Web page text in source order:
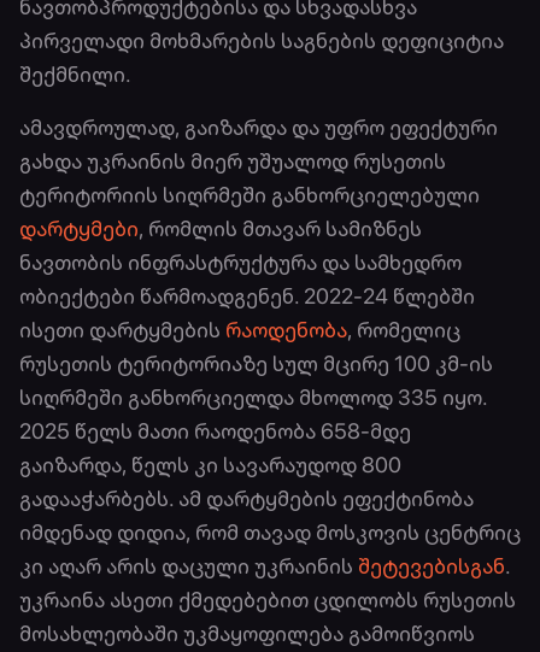
ნავთობპროდუქტებისა და სხვადასხვა
პირველადი მოხმარების საგნების დეფიციტია
შექმნილი.
ამავდროულად, გაიზარდა და უფრო ეფექტური
გახდა უკრაინის მიერ უშუალოდ რუსეთის
ტერიტორიის სიღრმეში განხორციელებული
დარტყმები, რომლის მთავარ სამიზნეს
ნავთობის ინფრასტრუქტურა და სამხედრო
ობიექტები წარმოადგენენ. 2022-24 წლებში
ისეთი დარტყმების რაოდენობა, რომელიც
რუსეთის ტერიტორიაზე სულ მცირე 100 კმ-ის
სიღრმეში განხორციელდა მხოლოდ 335 იყო.
2025 წელს მათი რაოდენობა 658-მდე
გაიზარდა, წელს კი სავარაუდოდ 800
გადააჭარბებს. ამ დარტყმების ეფექტინობა
იმდენად დიდია, რომ თავად მოსკოვის ცენტრიც
კი აღარ არის დაცული უკრაინის შეტევებისგან.
უკრაინა ასეთი ქმედებებით ცდილობს რუსეთის
მოსახლეობაში უკმაყოფილება გამოიწვიოს